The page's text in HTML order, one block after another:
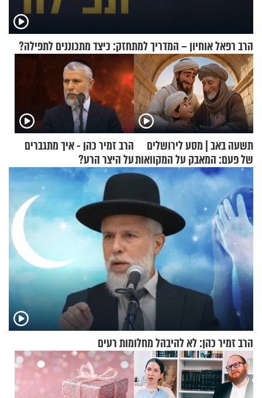
הרב רפאל אוחיון – המדריך למתחזק: כיצד מתכוננים לתפילה?
תשעה באב | מסע לירושלים
של פעם: המאבק על המקוואות
הרב זמיר כהן - איך מתגברים
על היצר הרע?
הרב זמיר כהן: לא להיבהל מחלומות רעים